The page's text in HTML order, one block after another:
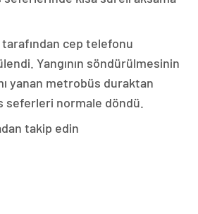
tarafından cep telefonu
Yangının söndürülmesinin
yanan metrobüs duraktan
normale döndü.
takip edin